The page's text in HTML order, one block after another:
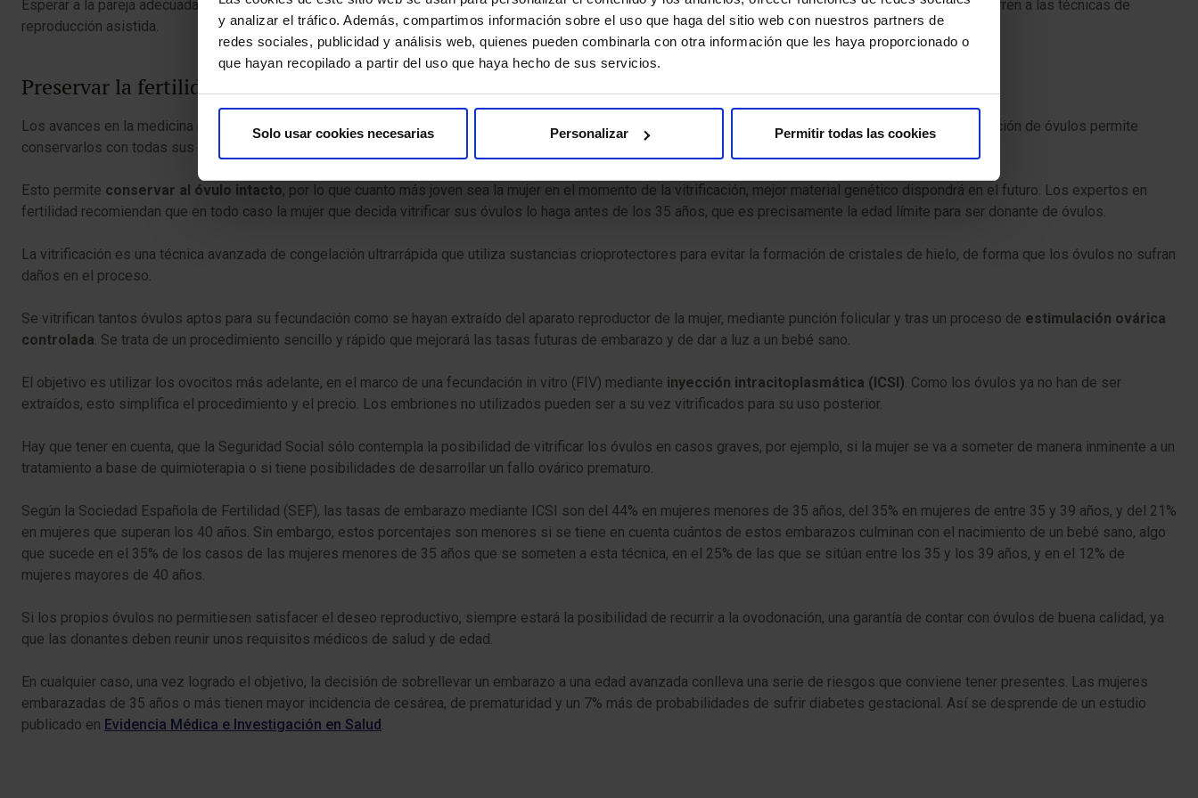
y analizar el tráfico. Además, compartimos información sobre el uso que haga del sitio web con nuestros partners de
redes sociales, publicidad y análisis web, quienes pueden combinarla con otra información que les haya proporcionado o
que hayan recopilado a partir del uso que haya hecho de sus servicios.
Solo usar cookies necesarias Personalizar Permitir todas las cookies
Esperar a la pareja adecuada, también puede agravar el factor edad. A su vez, hoy en día, hay un aumento de mujeres que deciden ser madres solteras y recurren a las técnicas de
reproducción asistida.
Preservar la fertilidad
Los avances en la medicina reproductiva permiten no renunciar a ser madres a una edad avanzada usando nuestros propios óvulos. La vitrificación o congelación de óvulos permite
conservarlos con todas sus funciones biológicas a -196ºC en nitrógeno líquido durante un tiempo indefinido.
Esto permite conservar al óvulo intacto, por lo que cuanto más joven sea la mujer en el momento de la vitrificación, mejor material genético dispondrá en el futuro. Los expertos en
fertilidad recomiendan que en todo caso la mujer que decida vitrificar sus óvulos lo haga antes de los 35 años, que es precisamente la edad límite para ser donante de óvulos.
La vitrificación es una técnica avanzada de congelación ultrarrápida que utiliza sustancias crioprotectores para evitar la formación de cristales de hielo, de forma que los óvulos no sufran
daños en el proceso.
Se vitrifican tantos óvulos aptos para su fecundación como se hayan extraído del aparato reproductor de la mujer, mediante punción folicular y tras un proceso de estimulación ovárica
controlada. Se trata de un procedimiento sencillo y rápido que mejorará las tasas futuras de embarazo y de dar a luz a un bebé sano.
El objetivo es utilizar los ovocitos más adelante, en el marco de una fecundación in vitro (FIV) mediante inyección intracitoplasmática (ICSI). Como los óvulos ya no han de ser
extraídos, esto simplifica el procedimiento y el precio. Los embriones no utilizados pueden ser a su vez vitrificados para su uso posterior.
Hay que tener en cuenta, que la Seguridad Social sólo contempla la posibilidad de vitrificar los óvulos en casos graves, por ejemplo, si la mujer se va a someter de manera inminente a un
tratamiento a base de quimioterapia o si tiene posibilidades de desarrollar un fallo ovárico prematuro.
Según la Sociedad Española de Fertilidad (SEF), las tasas de embarazo mediante ICSI son del 44% en mujeres menores de 35 años, del 35% en mujeres de entre 35 y 39 años, y del 21%
en mujeres que superan los 40 años. Sin embargo, estos porcentajes son menores si se tiene en cuenta cuántos de estos embarazos culminan con el nacimiento de un bebé sano, algo
que sucede en el 35% de los casos de las mujeres menores de 35 años que se someten a esta técnica, en el 25% de las que se sitúan entre los 35 y los 39 años, y en el 12% de
mujeres mayores de 40 años.
Si los propios óvulos no permitiesen satisfacer el deseo reproductivo, siempre estará la posibilidad de recurrir a la ovodonación, una garantía de contar con óvulos de buena calidad, ya
que las donantes deben reunir unos requisitos médicos de salud y de edad.
En cualquier caso, una vez logrado el objetivo, la decisión de sobrellevar un embarazo a una edad avanzada conlleva una serie de riesgos que conviene tener presentes. Las mujeres
embarazadas de 35 años o más tienen mayor incidencia de cesárea, de prematuridad y un 7% más de probabilidades de sufrir diabetes gestacional. Así se desprende de un estudio
publicado en Evidencia Médica e Investigación en Salud .